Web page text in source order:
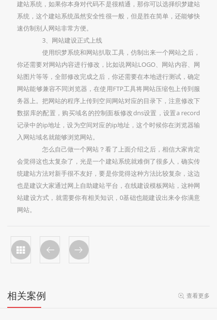
建站系统，如果你本身对代码不是很精通，那你可以选择织梦建站
系统，这个建站系统虽然安全性很一般，但是胜在简单，还能够快
速仿制别人网站非常方便。
3、网站建设正式上线
使用织梦系统和网站扒取工具，仿制出来一个网站之后，
你还需要对网站内容进行修改，比如说网站LOGO、网站内容、网
站图片等等，全部修改完成之后，你还需要在本地进行测试，确定
网站能够兼容不同浏览器，在使用FTP工具将网站压缩包上传到服
务器上。把网站的程序上传到空间网站对应的目录下，注意修改下
数据库的配置，购买域名的控制面板修改dns设置，设置a record
记录中的ip地址，设为空间对应的ip地址，这个时候你在浏览器输
入网站域名就能够浏览网站。
怎么自己做一个网站？看了上面介绍之后，相信大家肯定
会觉得这也太复杂了，光是一个建站系统就难倒了很多人，确实传
统建站方法对新手很不友好，要是你觉得这种方法比较复杂，这边
也是建议大家通过网上自助建站平台，在线建设模板网站，这种网
站建设方式，就需要你有相关知识，0基础也能建设出来令你满意
网站。
相关案例 查看更多